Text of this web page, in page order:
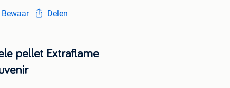
Bewaar Delen
pellet Extraflame